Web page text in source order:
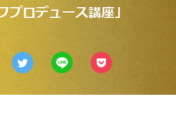
プロデュース講座」